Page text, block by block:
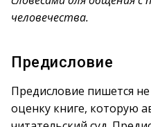
человечества.
Предисловие
Предисловие пишется
оценку книге, которую